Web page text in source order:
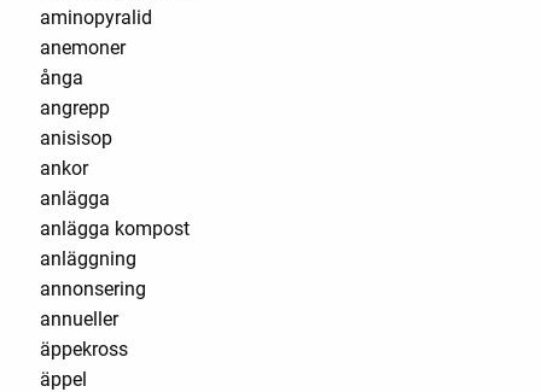
aminopyralid
anemoner
ånga
angrepp
anisisop
ankor
anlägga
anlägga kompost
anläggning
annonsering
annueller
äppekross
äppel